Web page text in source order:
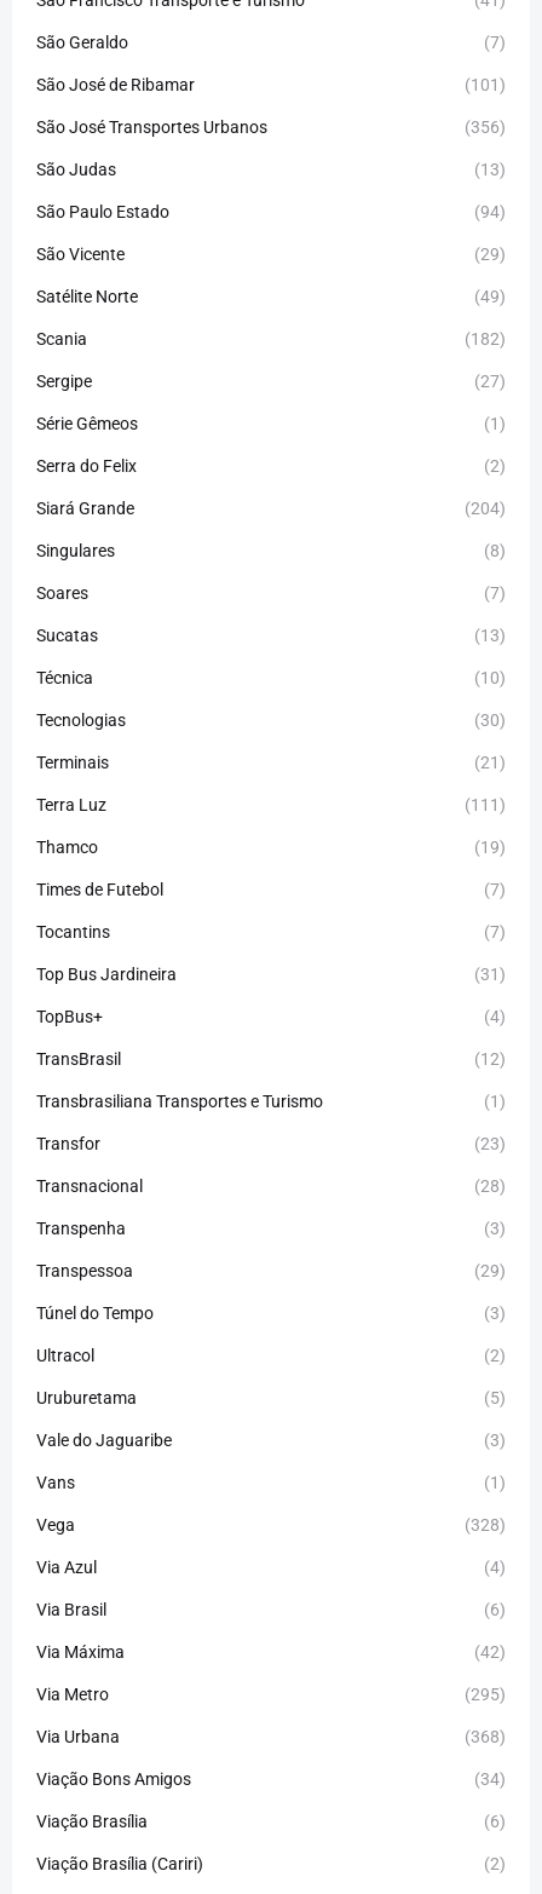
São Geraldo (7)
São José de Ribamar (101)
São José Transportes Urbanos (356)
São Judas (13)
São Paulo Estado (94)
São Vicente (29)
Satélite Norte (49)
Scania (182)
Sergipe (27)
Série Gêmeos (1)
Serra do Felix (2)
Siará Grande (204)
Singulares (8)
Soares (7)
Sucatas (13)
Técnica (10)
Tecnologias (30)
Terminais (21)
Terra Luz (111)
Thamco (19)
Times de Futebol (7)
Tocantins (7)
Top Bus Jardineira (31)
TopBus+ (4)
TransBrasil (12)
Transbrasiliana Transportes e Turismo (1)
Transfor (23)
Transnacional (28)
Transpenha (3)
Transpessoa (29)
Túnel do Tempo (3)
Ultracol (2)
Uruburetama (5)
Vale do Jaguaribe (3)
Vans (1)
Vega (328)
Via Azul (4)
Via Brasil (6)
Via Máxima (42)
Via Metro (295)
Via Urbana (368)
Viação Bons Amigos (34)
Viação Brasília (6)
Viação Brasília (Cariri) (2)